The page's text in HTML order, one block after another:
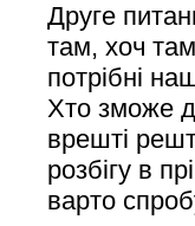
Друге
там, хоч
потрібні
Хто зможе
врешті
розбігу в
варто